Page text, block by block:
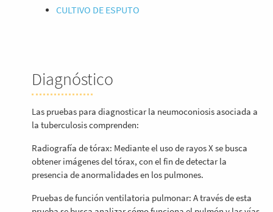
CULTIVO DE ESPUTO
Diagnóstico
Las pruebas para diagnosticar la neumoconiosis asociada a
la tuberculosis comprenden:
Radiografía de tórax: Mediante el uso de rayos X se busca
obtener imágenes del tórax, con el fin de detectar la
presencia de anormalidades en los pulmones.
Pruebas de función ventilatoria pulmonar: A través de esta